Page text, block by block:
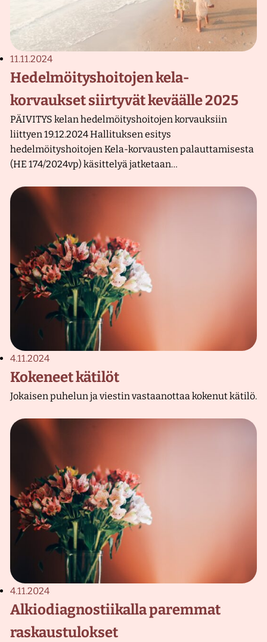
11.11.2024
Hedelmöityshoitojen kela-
korvaukset siirtyvät keväälle 2025
PÄIVITYS kelan hedelmöityshoitojen korvauksiin
liittyen 19.12.2024 Hallituksen esitys
hedelmöityshoitojen Kela-korvausten palauttamisesta
(HE 174/2024vp) käsittelyä jatketaan…
4.11.2024
Kokeneet kätilöt
Jokaisen puhelun ja viestin vastaanottaa kokenut kätilö.
4.11.2024
Alkiodiagnostiikalla paremmat
raskaustulokset